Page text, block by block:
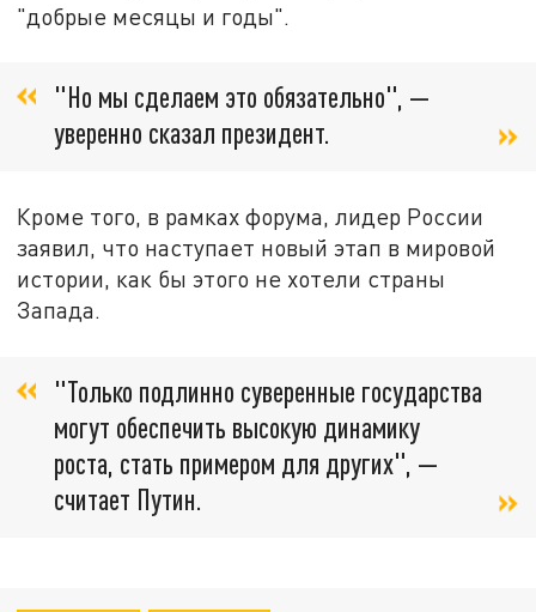
"добрые месяцы и годы".
"Но мы сделаем это обязательно", —
уверенно сказал президент.
Кроме того, в рамках форума, лидер России
заявил, что наступает новый этап в мировой
истории, как бы этого не хотели страны
Запада.
"Только подлинно суверенные государства
могут обеспечить высокую динамику
роста, стать примером для других", —
считает Путин.